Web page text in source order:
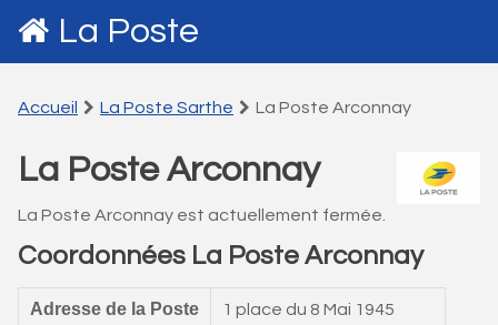
La Poste
Accueil La Poste Sarthe La Poste Arconnay
La Poste Arconnay
La Poste Arconnay est actuellement fermée.
Coordonnées La Poste Arconnay
Adresse de la Poste 1 place du 8 Mai 1945